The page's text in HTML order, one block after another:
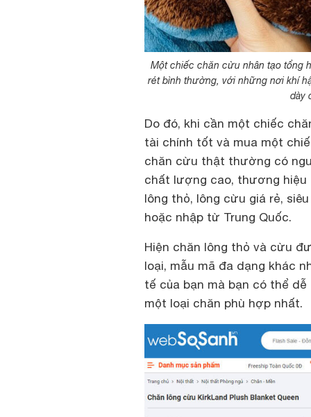
Một chiếc chăn cừu nhân tạo tổng
rét bình thường, với những nơi khí
dày
Do đó, khi cần một chiếc
tài chính tốt và mua một
chăn cừu thật thường có
chất lượng cao, thương
lông thỏ, lông cừu giá rẻ,
hoặc nhập từ Trung Quốc.
Hiện chăn lông thỏ và cừu
loại, mẫu mã đa dạng khác
tế của bạn mà bạn có thể
một loại chăn phù hợp nhất.